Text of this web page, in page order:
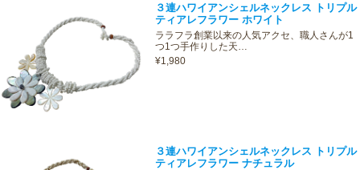
３連ハワイアンシェルネックレス トリプル
ティアレフラワー ホワイト
ララフラ創業以来の人気アクセ、職人さんが1
つ1つ手作りした天…
¥1,980
３連ハワイアンシェルネックレス トリプル
ティアレフラワー ナチュラル